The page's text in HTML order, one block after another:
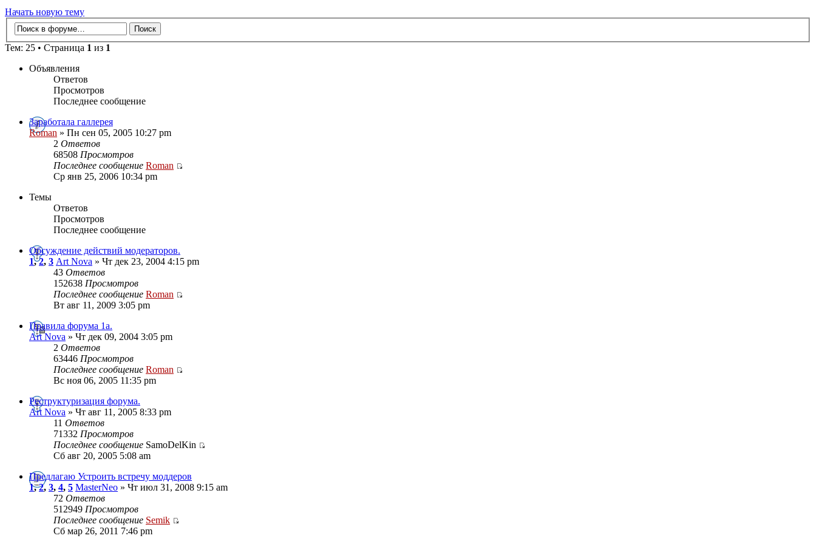
Начать новую тему
Тем: 25 • Страница 1 из 1
Объявления
Ответов
Просмотров
Последнее сообщение
Заработала галлерея
Roman » Пн сен 05, 2005 10:27 pm
2 Ответов
68508 Просмотров
Последнее сообщение Roman
Ср янв 25, 2006 10:34 pm
Темы
Ответов
Просмотров
Последнее сообщение
Обсуждение действий модераторов.
1,2, 3 Art Nova » Чт дек 23, 2004 4:15 pm
43 Ответов
152638 Просмотров
Последнее сообщение Roman
Вт авг 11, 2009 3:05 pm
Правила форума 1а.
Art Nova » Чт дек 09, 2004 3:05 pm
2 Ответов
63446 Просмотров
Последнее сообщение Roman
Вс ноя 06, 2005 11:35 pm
Реструктуризация форума.
Art Nova » Чт авг 11, 2005 8:33 pm
11 Ответов
71332 Просмотров
Последнее сообщение SamoDelKin
Сб авг 20, 2005 5:08 am
Предлагаю Устроить встречу моддеров
1,2, 3, 4, 5 MasterNeo » Чт июл 31, 2008 9:15 am
72 Ответов
512949 Просмотров
Последнее сообщение Semik
Сб мар 26, 2011 7:46 pm